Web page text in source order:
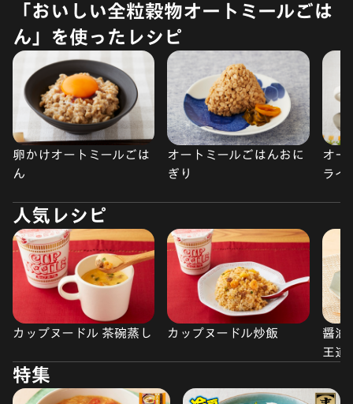
「おいしい全粒穀物オートミールごは
ん」を使ったレシピ
卵かけオートミールごは
ん
オートミールごはんおに
ぎり
オー
ライ
人気レシピ
カップヌードル 茶碗蒸し カップヌードル炒飯
醤油
王道
特集